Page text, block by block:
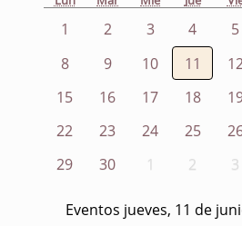
1 2 3 4 5
8
9 10 11
15
16 17 18
22
23 24 25
29
30 1 2 3
Eventos jueves, 11 de